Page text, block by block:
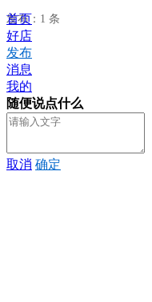
发布：1 条
首页
好店
发布
消息
我的
随便说点什么
取消 确定